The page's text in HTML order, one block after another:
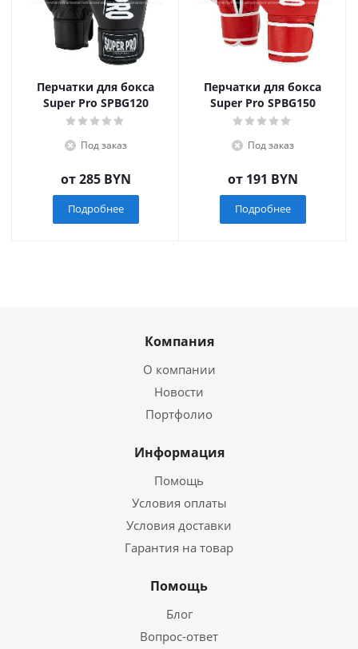
Перчатки для бокса
Super Pro SPBG120
Под заказ
от285 BYN
Подробнее
Перчатки для бокса
Super Pro SPBG150
Под заказ
от 191 BYN
Подробнее
Компания
О компании
Новости
Портфолио
Информация
Помощь
Условия оплаты
Условия доставки
Гарантия на товар
Помощь
Блог
Вопрос-ответ